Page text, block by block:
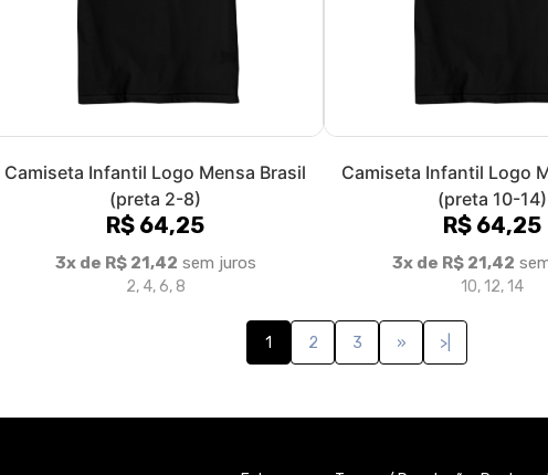
Camiseta Infantil Logo Mensa Brasil
(preta 2-8)
R$ 64,25
3x de R$ 21,42 sem juros
2, 4, 6, 8
Camiseta Infantil Logo
(preta 10-14)
R$ 64,25
3x de R$ 21,42
10, 12, 14
1 2 3 » >|